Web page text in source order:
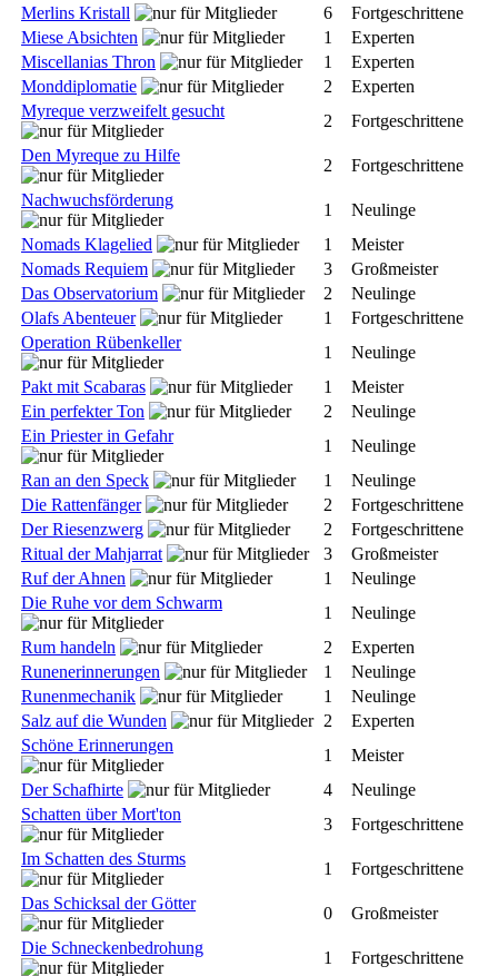
Merlins Kristall 6
Fortgeschrittene
Miese Absichten
1
Experten
Miscellanias Thron
1
Experten
Monddiplomatie
2
Experten
Myreque verzweifelt gesucht
2
Fortgeschrittene
Den Myreque zu Hilfe
2
Fortgeschrittene
Nachwuchsförderung
1
Neulinge
Nomads Klagelied
1
Meister
Nomads Requiem
3
Großmeister
Das Observatorium
2
Neulinge
Olafs Abenteuer
1
Fortgeschrittene
Operation Rübenkeller
1
Neulinge
Pakt mit Scabaras
1
Meister
Ein perfekter Ton
2
Neulinge
Ein Priester in Gefahr
1
Neulinge
Ran an den Speck
1
Neulinge
Die Rattenfänger
2
Fortgeschrittene
Der Riesenzwerg
2
Fortgeschrittene
Ritual der Mahjarrat
3
Großmeister
Ruf der Ahnen
1
Neulinge
Die Ruhe vor dem Schwarm
1
Neulinge
Rum handeln
2
Experten
Runenerinnerungen
1
Neulinge
Runenmechanik
1
Neulinge
Salz auf die Wunden
2
Experten
Schöne Erinnerungen
1
Meister
Der Schafhirte
4
Neulinge
Schatten über Mort'ton
3
Fortgeschrittene
Im Schatten des Sturms
1
Fortgeschrittene
Das Schicksal der Götter
0
Großmeister
Die Schneckenbedrohung
1
Fortgeschrittene